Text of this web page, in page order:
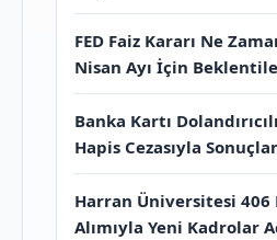
FED Faiz Kararı Ne
Nisan Ayı İçin
Banka Kartı
Hapis Cezasıyla
Harran Üniversitesi 406
Alımıyla Yeni Kadrolar